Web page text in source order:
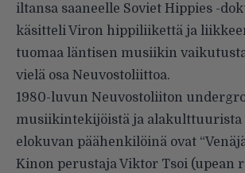
iltansa saaneelle Soviet Hippies -
käsitteli Viron hippiliikettä ja
tuomaa läntisen musiikin
vielä osa Neuvostoliittoa.
1980-luvun Neuvostoliiton
musiikintekijöistä ja alakulttuurista
elokuvan päähenkilöinä ovat
Kinon perustaja Viktor Tsoi (upean